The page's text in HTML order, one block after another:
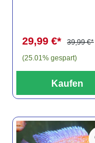
29,99 €*
39,99 €*
(25.01% gespart)
Kaufen